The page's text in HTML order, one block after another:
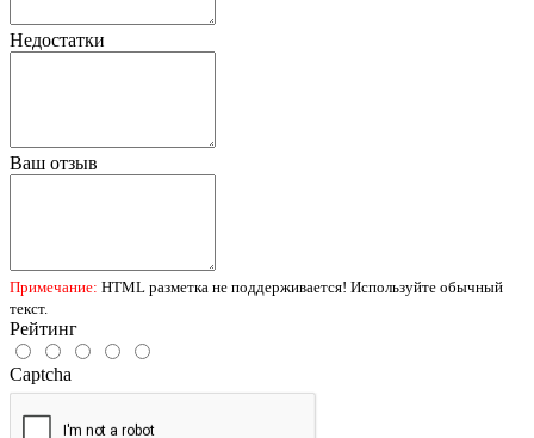
Недостатки
Ваш отзыв
Примечание: HTML разметка не поддерживается! Используйте обычный
текст.
Рейтинг
Captcha